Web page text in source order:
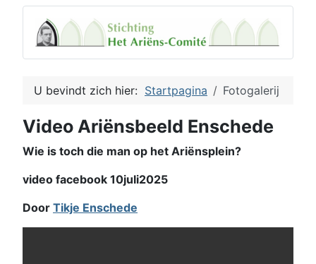
U bevindt zich hier: Startpagina Fotogalerij
Video Ariënsbeeld Enschede
Wie is toch die man op het Ariënsplein?
video facebook 10juli2025
Door Tikje Enschede